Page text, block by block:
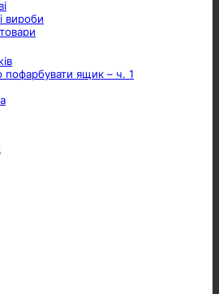
вироби
пофарбувати ящик – ч. 1